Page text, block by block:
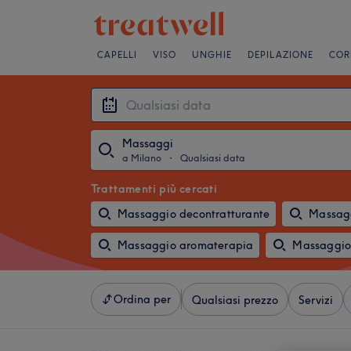
CAPELLI VISO UNGHIE DEPILAZIONE
Massaggi
a Milano ・ Qualsiasi data
Trattamenti più cercati
Massaggio decontratturante
Massaggio aromaterapia
Ordina per Qualsiasi prezzo Servizi